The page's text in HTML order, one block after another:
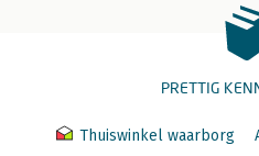
PRETTIG
Thuiswinkel waarborg